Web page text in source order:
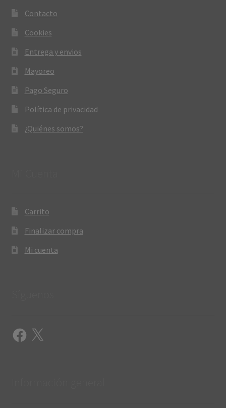
Contacto
Cookies
Entrega y envios
Mayoreo
Pago Seguro
Política de privacidad
¿Quiénes somos?
Carrito
Finalizar compra
Mi cuenta
Facebook
X